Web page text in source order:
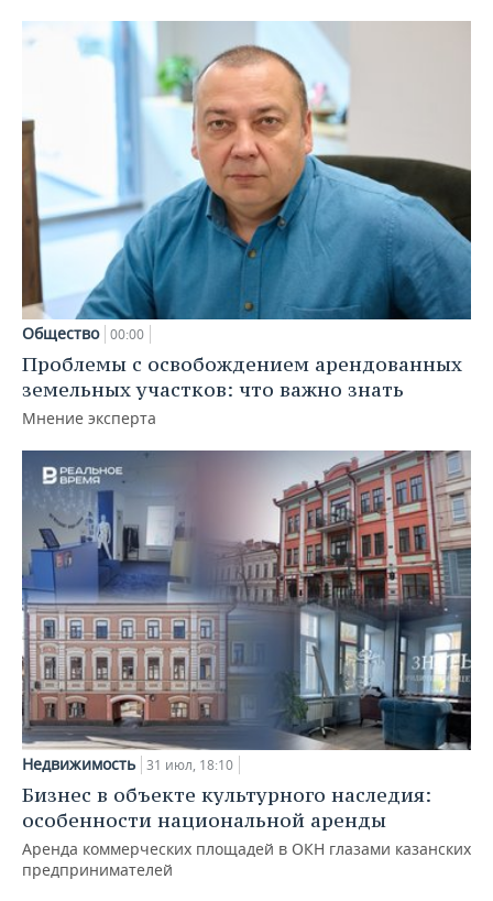
Общество 00:00
Проблемы с освобождением арендованных
земельных участков: что важно знать
Мнение эксперта
Недвижимость 31 июл, 18:10
Бизнес в объекте культурного наследия:
особенности национальной аренды
Аренда коммерческих площадей в ОКН глазами казанских
предпринимателей